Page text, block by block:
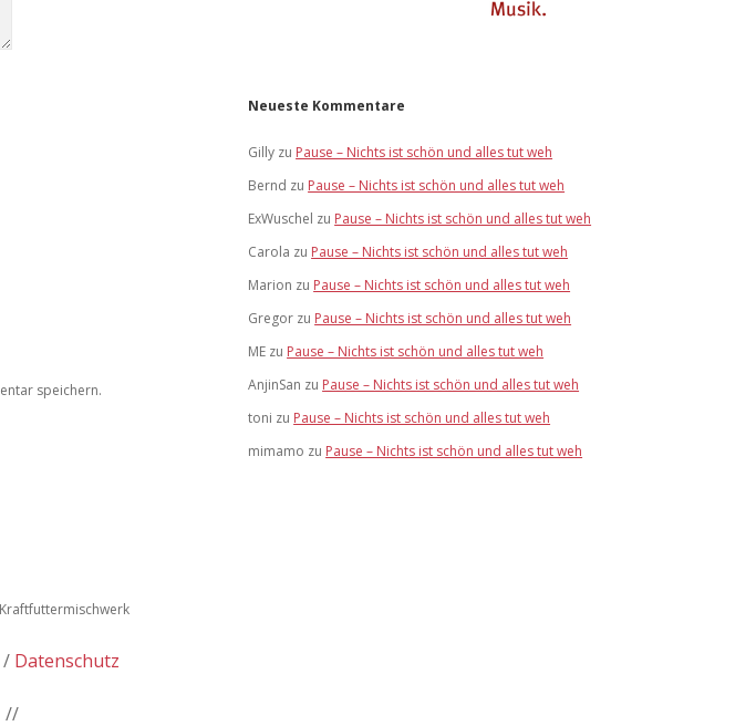
speichern.
Neueste Kommentare
Gilly zu Pause – Nichts ist schön und alles tut weh
Bernd zu Pause – Nichts ist schön und alles tut weh
ExWuschel zu Pause – Nichts ist schön und alles tut weh
Carola zu Pause – Nichts ist schön und alles tut weh
Marion zu Pause – Nichts ist schön und alles tut weh
Gregor zu Pause – Nichts ist schön und alles tut weh
ME zu Pause – Nichts ist schön und alles tut weh
AnjinSan zu Pause – Nichts ist schön und alles tut weh
toni zu Pause – Nichts ist schön und alles tut weh
mimamo zu Pause – Nichts ist schön und alles tut weh
Datenschutz
//